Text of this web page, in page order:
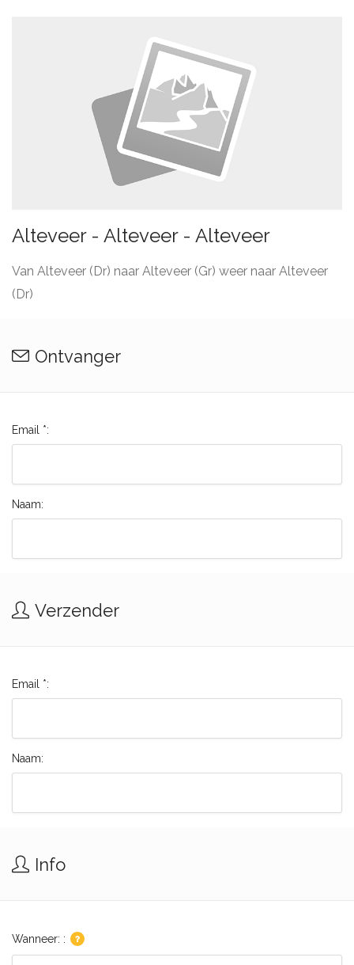
Alteveer - Alteveer - Alteveer
Van Alteveer (Dr) naar Alteveer (Gr) weer naar Alteveer
(Dr)
Ontvanger
Email *:
Naam:
Verzender
Email *:
Naam:
Info
Wanneer: :